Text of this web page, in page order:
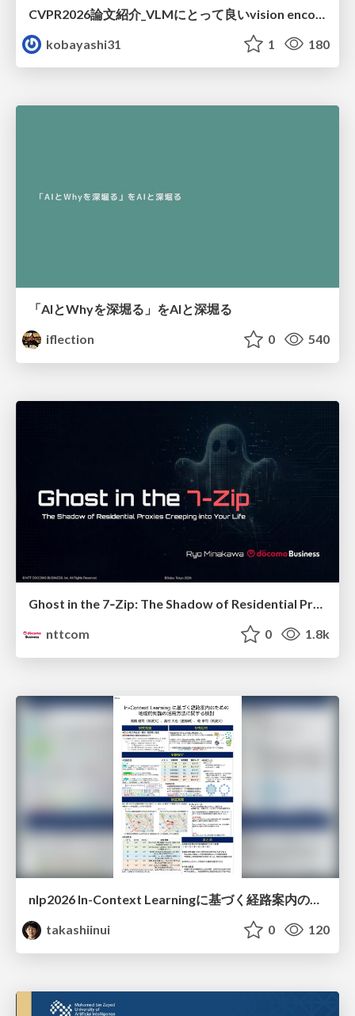
kobayashi31
1 180
「AIとWhyを深堀る」をAIと深堀る
iflection
0 540
Ghost in the 7‑Zip: The Shadow of Residential Proxies Creeping into Your Life
nttcom
0 1.8k
takashiinui
0 120